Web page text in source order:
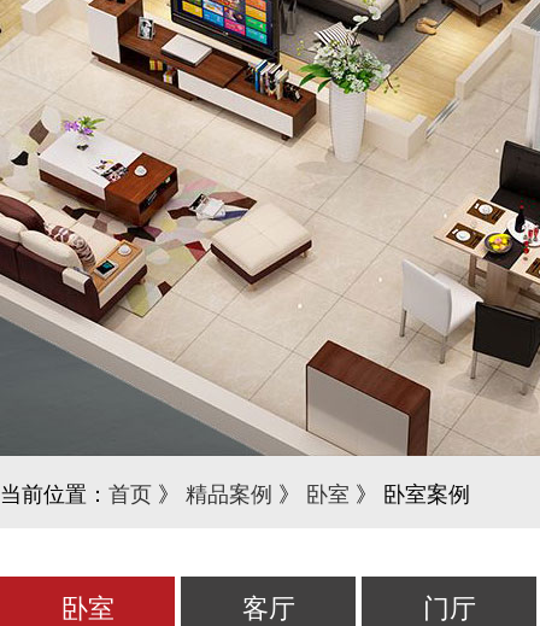
当前位置： 首页 》 精品案例 》 卧室 》 卧室案例
卧室 客厅 门厅